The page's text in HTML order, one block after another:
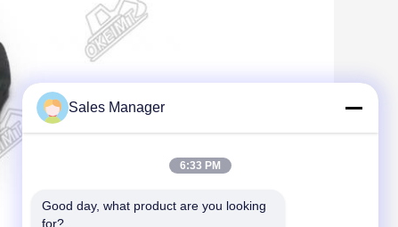
Sales Manager
6:33 PM
Good day, what product are you looking
for?